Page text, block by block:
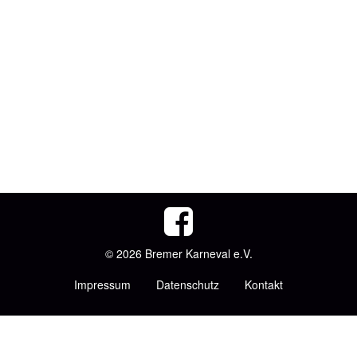
© 2026 Bremer Karneval e.V.
Impressum
Datenschutz Kontakt